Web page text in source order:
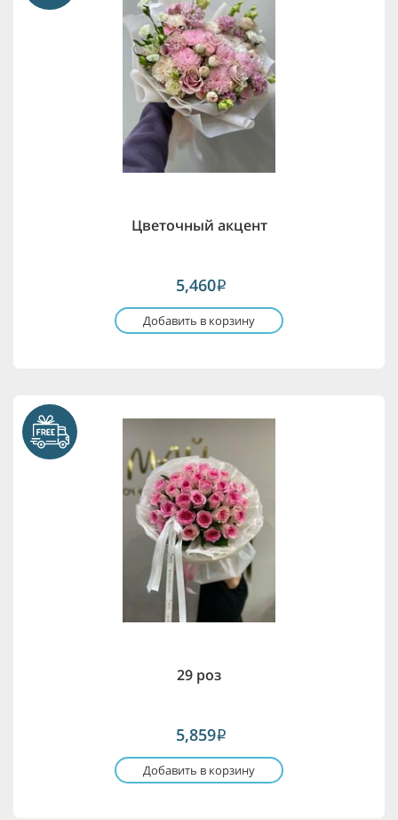
Цветочный акцент
5,460i
Добавить в корзину
29 роз
5,859i
Добавить в корзину